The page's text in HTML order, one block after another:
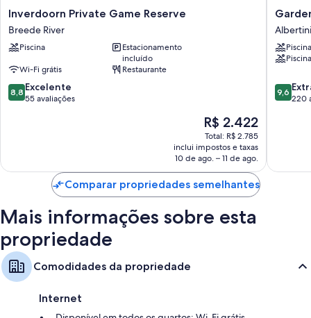
Inverdoorn
Private
Game
Reserve
River
Inverdoorn Private Game Reserve
Breede River
Piscina
Estacionamento
incluído
Wi-Fi grátis
Restaurante
8.8
de
8,8 Excelente
55 avaliações
O
preço
é
de
R$ 2.422
R$ 2.422
Total: R$ 2.785
inclui impostos e taxas
10 de ago. – 11 de ago.
Garden
Route
Game
Lodge
Piscina
9.6
de
9,6
220
Comparar propriedades semelhantes
Mais informações sobre esta
propriedade
Comodidades da propriedade
Internet